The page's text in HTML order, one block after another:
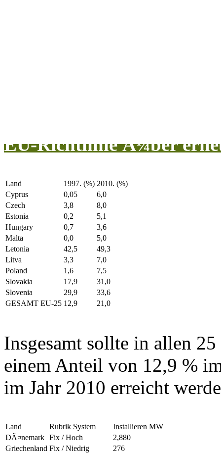
EU-Richtlinie Ã¼ber
Land 1997. (%) 2010. (%)
Cyprus
0,05
6,0
Czech
3,8
8,0
Estonia
0,2
5,1
Hungary
0,7
3,6
Malta
0,0
5,0
Letonia
42,5
49,3
Litva
3,3
7,0
Poland
1,6
7,5
Slovakia
17,9
31,0
Slovenia
29,9
33,6
GESAMT EU-25 12,9 21,0
Insgesamt sollte in allen
einem Anteil von 12,9 %
im Jahr 2010 erreicht
Land Rubrik System
Installieren MW
DÃ¤nemark Fix / Hoch
2,880
Griechenland Fix / Niedrig
276